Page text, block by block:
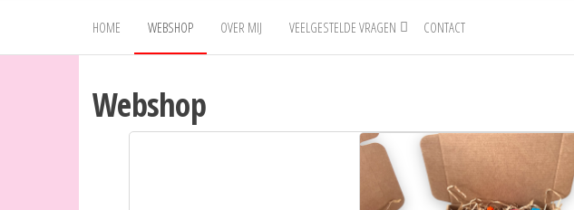
HOME WEBSHOP OVER MIJ VEELGESTELDE VRAGEN CONTACT
Webshop